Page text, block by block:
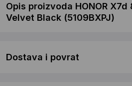
Opis proizvoda HONOR X7d
Velvet Black (5109BXPJ)
Dostava i povrat